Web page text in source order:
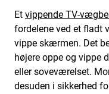
Et vippende TV-
fordelene ved et fladt
vippe skærmen. Det
højere oppe og vippe
eller soveværelset.
desuden i sikkerhed